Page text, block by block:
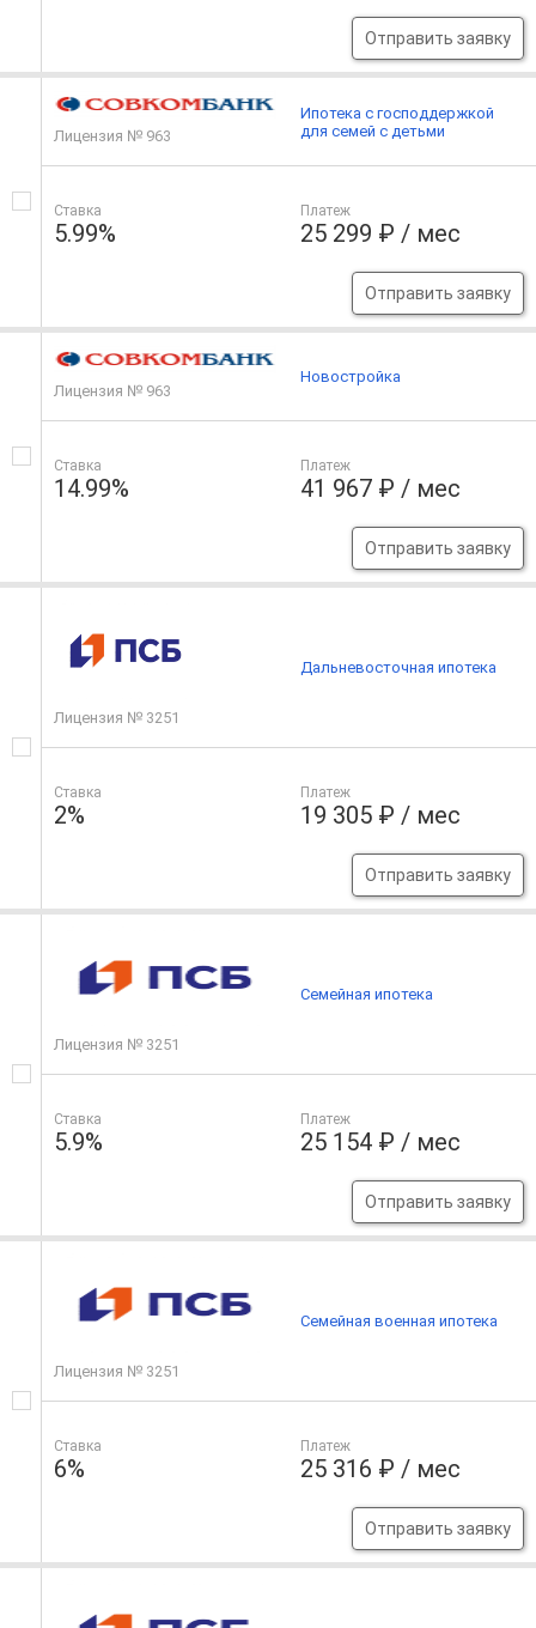
Отправить заявку
Лицензия № 963
Ставка
5.99%
Платеж
25 299 ₽ / мес
Отправить заявку
Ипотека с господдержкой
для семей с детьми
Лицензия № 963
Ставка
14.99%
Платеж
41 967 ₽ / мес
Отправить заявку
Новостройка
Лицензия № 3251
Ставка
2%
Платеж
19 305 ₽ / мес
Отправить заявку
Дальневосточная ипотека
Лицензия № 3251
Ставка
5.9%
Платеж
25 154 ₽ / мес
Отправить заявку
Семейная ипотека
Лицензия № 3251
Ставка
6%
Платеж
25 316 ₽ / мес
Отправить заявку
Семейная военная ипотека